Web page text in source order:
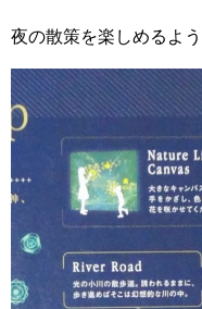
夜の散策を楽しめるよ